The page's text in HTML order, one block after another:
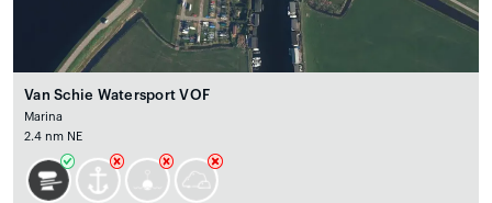
Van Schie Watersport VOF
Marina
2.4 nm NE